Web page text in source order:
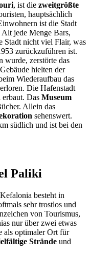
, ist die zweitgrößte
hauptsächlich
ist die Stadt
Alt jede Menge Bars,
Stadt nicht viel Flair, was
zurückzuführen ist.
wurde, zerstörte das
hielten der
Wiederaufbau das
Die Hafenstadt
Das Museum
Allein das
sehenswert.
südlich und ist bei den
Paliki
besteht in
sehr trostlos und
von Tourismus,
nur über zwei etwas
als optimaler Ort für
Strände und